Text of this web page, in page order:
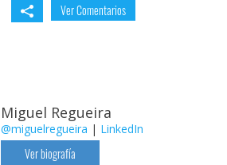
Ver Comentarios
Miguel Regueira
@miguelregueira | LinkedIn
Ver biografía